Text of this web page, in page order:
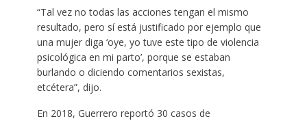
“Tal vez no todas las acciones tengan el mismo
resultado, pero sí está justificado por ejemplo que
una mujer diga ‘oye, yo tuve este tipo de violencia
psicológica en mi parto’, porque se estaban
burlando o diciendo comentarios sexistas,
etcétera”, dijo.
En 2018, Guerrero reportó 30 casos de